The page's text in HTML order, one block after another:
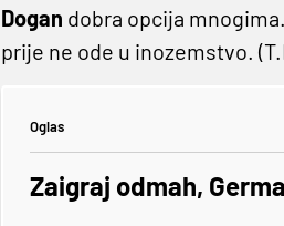
Dogan dobra opcija
prije ne ode u inozemstvo.
Oglas
Zaigraj odmah,